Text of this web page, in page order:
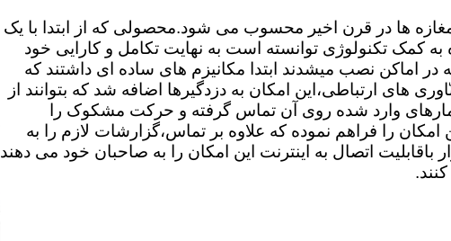
ها در قرن اخیر محسوب می شود.محصولی که از ابتدا با یک
کمک تکنولوژی توانسته است به نهایت تکامل و کارایی خود
اماکن نصب میشدند ابتدا مکانیزم های ساده ای داشتند که
های ارتباطی،این امکان به دزدگیرها اضافه شد که بتوانند از
وارد شده روی آن تماس گرفته و حرکت مشکوک را
را فراهم نموده که علاوه بر تماس،گزارشات لازم را به
اتصال به اینترنت این امکان را به صاحبان خود می دهند